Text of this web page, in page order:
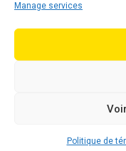
Manage services
Politique de
620 Desmarais